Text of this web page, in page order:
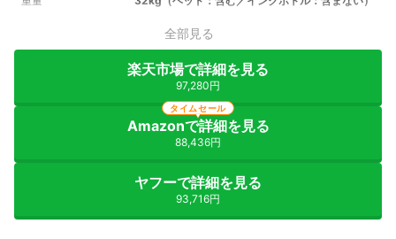
全部見る
楽天市場で詳細を見る
97,280円
Amazonで詳細を見る
88,436円
タイムセール
ヤフーで詳細を見る
93,716円